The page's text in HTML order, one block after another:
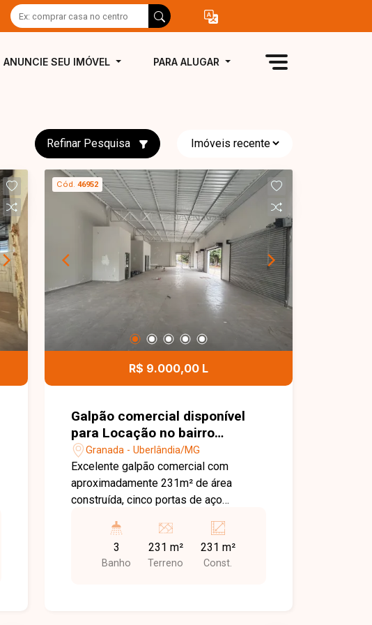
ANUNCIE SEU IMÓVEL PARA ALUGAR
Refinar Pesquisa
Cód. 46952
R$ 9.000,00 L
Galpão comercial disponível
para Locação no bairro
Granada em Uberlândia-MG.
Granada - Uberlândia/MG
Excelente galpão comercial com
aproximadamente 231m² de área
construída, cinco portas de aço
banheiros com acessibilidade e obra
em fase final de acabamento, com
habite-se previsto na conclusão.
3
Banho
231 m²
Terreno
231 m²
Const.